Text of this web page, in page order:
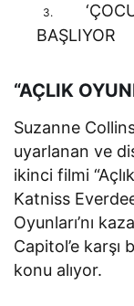
3.
BAŞLIYOR
“AÇLIK
Suzanne
uyarlanan ve
ikinci filmi
Katniss
Oyunları’nı
Capitol’e karşı
konu alıyor.